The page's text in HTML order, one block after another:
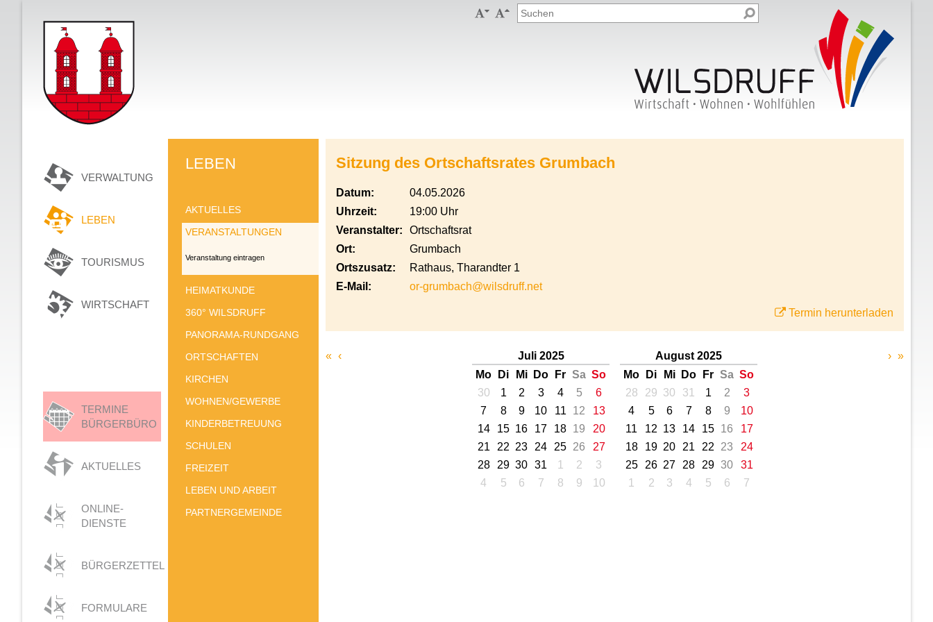
 
VERWALTUNG
LEBEN
TOURISMUS
WIRTSCHAFT
TERMINE
BÜRGERBÜRO
AKTUELLES
ONLINE-
DIENSTE
BÜRGERZETTEL
FORMULARE
LEBEN
AKTUELLES
VERANSTALTUNGEN
Veranstaltung eintragen
HEIMATKUNDE
360° WILSDRUFF
PANORAMA-RUNDGANG
ORTSCHAFTEN
KIRCHEN
WOHNEN/GEWERBE
KINDERBETREUUNG
SCHULEN
FREIZEIT
LEBEN UND ARBEIT
PARTNERGEMEINDE
Sitzung des Ortschaftsrates Grumbach
Datum:
04.05.2026
Uhrzeit:
19:00 Uhr
Veranstalter:
Ortschaftsrat
Ort:
Grumbach
Ortszusatz:
Rathaus, Tharandter 1
E-Mail:
or-grumbach@wilsdruff.net
Termin herunterladen
« ‹
Juli 2025
Mo
Di Mi Do Fr Sa So
30
1 2 3 4 5
6
7
8 9 10 11 12
13
14
15 16 17 18 19
20
21
22 23 24 25 26
27
28
29 30 31 1 2
3
4
5 6 7 8 9 10
August 2025
Mo
Di Mi Do Fr Sa So
28
29 30 31 1 2
3
4
5 6 7 8 9
10
11
12 13 14 15 16
17
18
19 20 21 22 23
24
25
26 27 28 29 30
31
1
2 3 4 5 6 7
› »